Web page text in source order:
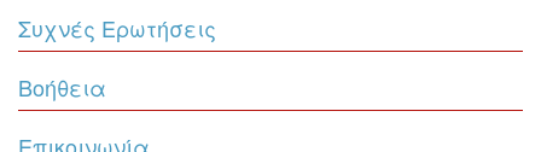
Συχνές Ερωτήσεις
Βοήθεια